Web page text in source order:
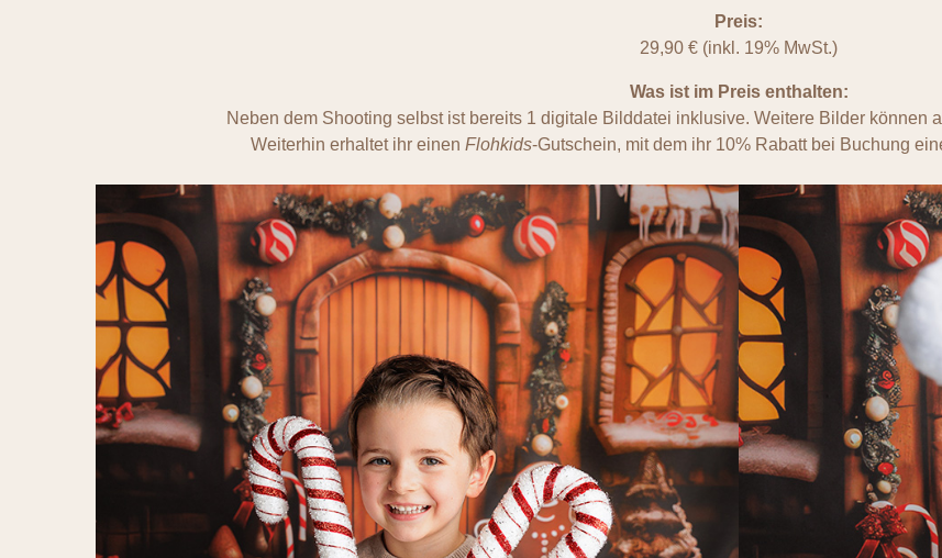
Preis:
29,90 € (inkl. 19% MwSt.)
Was ist im Preis enthalten:
Neben dem Shooting selbst ist bereits 1 digitale Bilddatei inklusive. Weitere Bilder können
Weiterhin erhaltet ihr einen Flohkids-Gutschein, mit dem ihr 10% Rabatt bei Buchung